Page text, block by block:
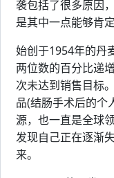
袭包括了很多原因
是其中一点能够肯
始创于1954年的丹
两位数的百分比递
次未达到销售目标
品(结肠手术后的个
源，也一直是全球
发现自己正在逐渐
来。